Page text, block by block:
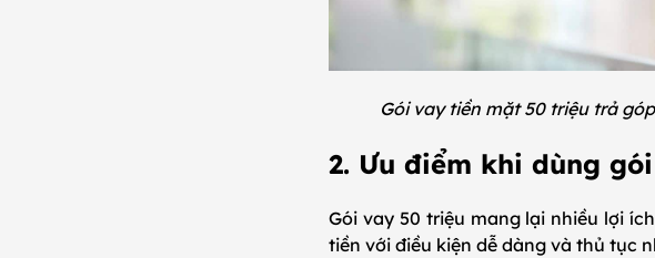
Gói vay tiền mặt 50 triệu trả
2. Ưu điểm khi dùng
Gói vay 50 triệu mang lại nhiều lợi
tiền với điều kiện dễ dàng và thủ tục